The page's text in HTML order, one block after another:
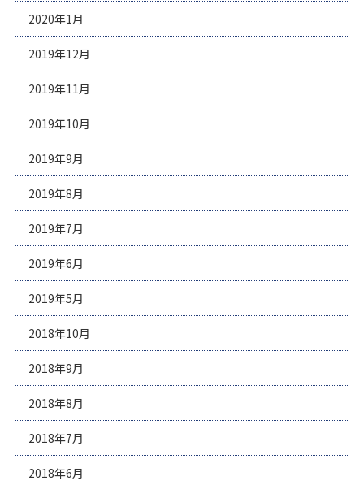
2020年1月
2019年12月
2019年11月
2019年10月
2019年9月
2019年8月
2019年7月
2019年6月
2019年5月
2018年10月
2018年9月
2018年8月
2018年7月
2018年6月